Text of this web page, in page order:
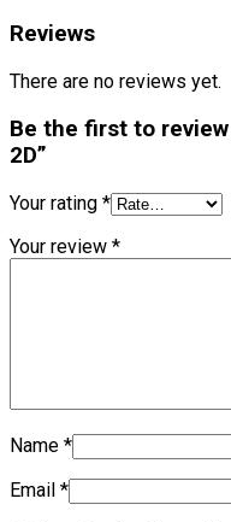
Reviews
There are no reviews yet.
Be the first to
2D”
Your rating *
Your review *
Name *
Email *